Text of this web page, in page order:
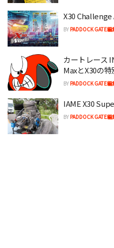
X30 Challenge
BY PADDOCK GATE編
カートレース
MaxとX30の
BY PADDOCK GATE編
IAME X30
BY PADDOCK GATE編